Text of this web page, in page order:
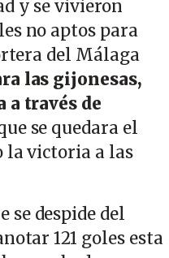
y se vivieron
no aptos para
del Málaga
las gijonesas,
a través de
se quedara el
la victoria a las
se despide del
121 goles esta